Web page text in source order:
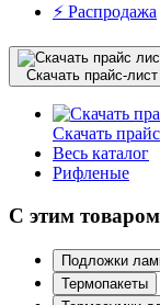
⚡️ Распродажа
Скачать прайс-лист
Скачать
Весь каталог
Рифленые
С этим
Подложки
Термопакеты